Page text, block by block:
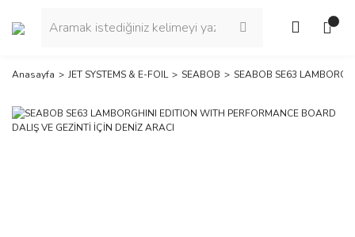
Anasayfa JET SYSTEMS & E-FOIL SEABOB SEABOB SE63